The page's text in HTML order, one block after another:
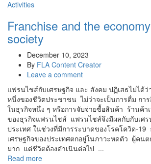
Activities
Franchise and the
society
December 10, 2023
By FLA Content Creator
Leave a comment
แฟรนไชส์กับเศรษฐกิจ และ สังคม ปฏิเสธไม่ได้
หนึ่งของชีวิตประชาชน ไม่ว่าจะเป็นการดื่ม การ
ในธุรกิจหนึ่ง ๆ หรือการจับจ่ายซื้อสินค้า ร้านค้า
ของธุรกิจแฟรนไชส์ แฟรนไชส์จึงมีผลกับกับเศร
ประเทศ ในช่วงที่มีการระบาดของโรคโควิด-19
เศรษฐกิจของประเทศตกอยู่ในภาวะหดตัว ผู้คน
มาก แต่ชีวิตต้องดำเนินต่อไป ...
Read more